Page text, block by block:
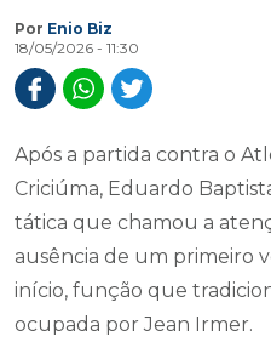
Por Enio Biz
18/05/2026 - 11:30
Após a partida contra o
Criciúma, Eduardo
tática que chamou a
ausência de um primeiro
início, função que
ocupada por Jean Irmer.